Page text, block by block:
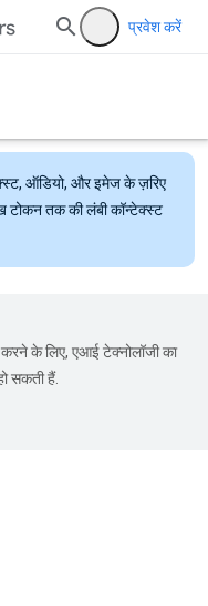
प्रवेश करें
ऑडियो, और इमेज के ज़रिए
टोकन तक की लंबी कॉन्टेक्स्ट
के लिए, एआई टेक्नोलॉजी का
सकती हैं.